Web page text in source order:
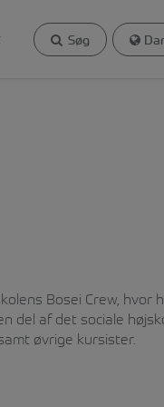
Søg
Bosei Crew, hvor
del af det sociale
øvrige kursister.